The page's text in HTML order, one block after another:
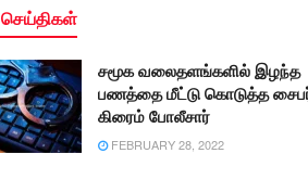
செய்திகள்
சமூக வலைதளங்களில் இழந்த
பணத்தை மீட்டு கொடுத்த
கிரைம் போலீசார்
FEBRUARY 28, 2022